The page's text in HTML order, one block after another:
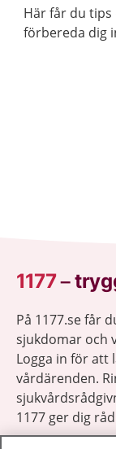
Här får du
förbereda dig
1177–
På 1177.se får
sjukdomar och
Logga in för att
vårdärenden.
1177 ger dig